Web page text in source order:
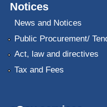
Notices
News and Notices
Public Procurement/
Act, law and directives
Tax and Fees